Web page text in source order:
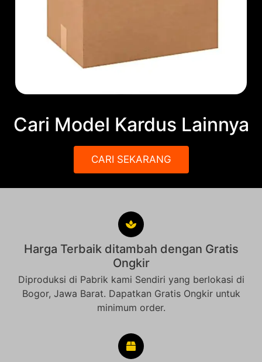
Cari Model Kardus Lainnya
CARI SEKARANG
Harga Terbaik ditambah dengan Gratis
Ongkir
Diproduksi di Pabrik kami Sendiri yang berlokasi di
Bogor, Jawa Barat. Dapatkan Gratis Ongkir untuk
minimum order.